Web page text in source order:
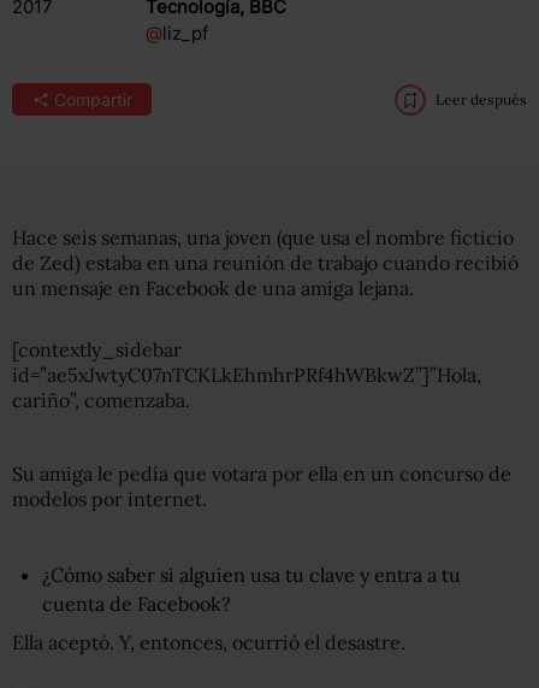
2017
Tecnología, BBC
@liz_pf
Compartir Leer después
Hace seis semanas, una joven (que usa el nombre ficticio
de Zed) estaba en una reunión de trabajo cuando recibió
un mensaje en Facebook de una amiga lejana.
[contextly_sidebar
id=”ae5xJwtyC07nTCKLkEhmhrPRf4hWBkwZ”]”Hola,
cariño”, comenzaba.
Su amiga le pedía que votara por ella en un concurso de
modelos por internet.
¿Cómo saber si alguien usa tu clave y entra a tu
cuenta de Facebook?
Ella aceptó. Y, entonces, ocurrió el desastre.